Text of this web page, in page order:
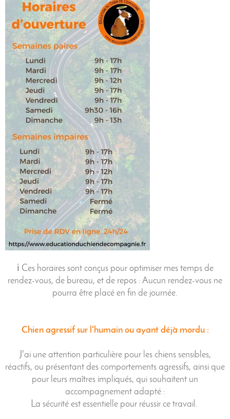
ℹ️ Ces horaires sont conçus pour optimiser mes temps de
rendez-vous, de bureau, et de repos : Aucun rendez-vous ne
pourra être placé en fin de journée.
Chien agressif sur l'humain ou ayant déjà mordu :
J'ai une attention particulière pour les chiens sensibles,
réactifs, ou présentant des comportements agressifs, ainsi que
pour leurs maîtres impliqués, qui souhaitent un
accompagnement adapté :
La sécurité est essentielle pour réussir ce travail.